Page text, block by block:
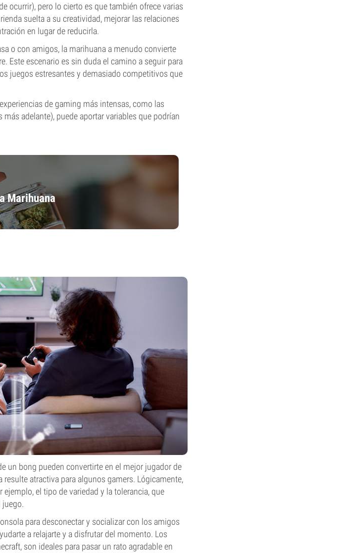
ocurrir), pero lo cierto es que también ofrece varias
suelta a su creatividad, mejorar las relaciones
en lugar de reducirla.
o con amigos, la marihuana a menudo convierte
Este escenario es sin duda el camino a seguir para
juegos estresantes y demasiado competitivos que
de gaming más intensas, como las
adelante), puede aportar variables que podrían
Marihuana
un bong pueden convertirte en el mejor jugador de
atractiva para algunos gamers. Lógicamente,
el tipo de variedad y la tolerancia, que
juego.
para desconectar y socializar con los amigos
a relajarte y a disfrutar del momento. Los
son ideales para pasar un rato agradable en